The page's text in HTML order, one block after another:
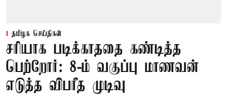
தமிழக செய்திகள்
சரியாக படிக்காததை கண்டித்த
பெற்றோர்: 8-ம் வகுப்பு மாணவன்
எடுத்த விபரீத முடிவு